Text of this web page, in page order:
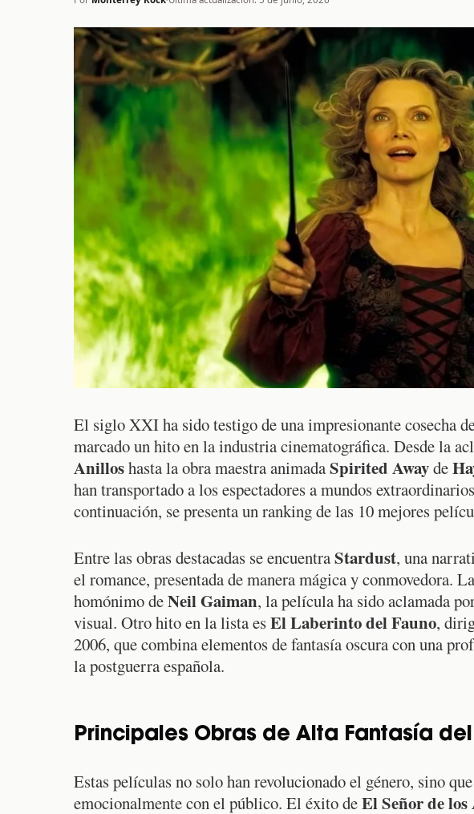
El siglo XXI ha sido testigo de una impresionante cosecha
marcado un hito en la industria cinematográfica. Desde la
Anilloshasta la obra maestra animadaSpirited Awayde
han transportado a los espectadores a mundos
continuación, se presenta un ranking de las 10 mejores
Entre las obras destacadas se encuentraStardust, una
el romance, presentada de manera mágica y conmovedora.
homónimo deNeil Gaiman, la película ha sido aclamada
visual. Otro hito en la lista esEl Laberinto del Fauno,
2006, que combina elementos de fantasía oscura con una
la postguerra española.
Principales Obras de Alta Fantasía
Estas películas no solo han revolucionado el género, sino
emocionalmente con el público. El éxito deEl Señor de